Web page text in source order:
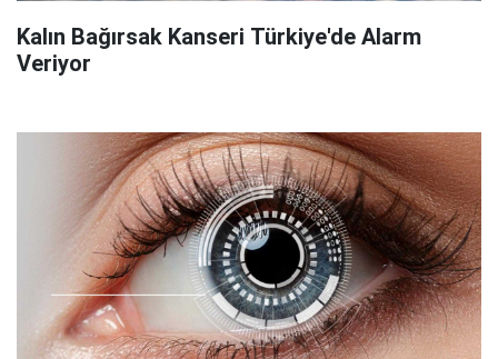
Kalın Bağırsak Kanseri Türkiye'de Alarm
Veriyor